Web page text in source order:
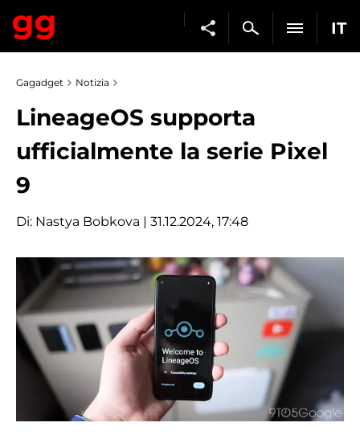
IT
Gagadget Notizia
LineageOS supporta
ufficialmente la serie Pixel
9
Di: Nastya Bobkova | 31.12.2024, 17:48